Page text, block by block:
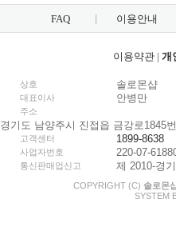
FAQ 이용안내
이용약관| 개
상호 솔로몬샵
대표이사 안병만
주소
경기도 남양주시 진접읍 금강로1845
고객센터 1899-8638
사업자번호 220-07-
통신판매업신고 제 2010-경
COPYRIGHT (C) 솔로몬
SYSTEM